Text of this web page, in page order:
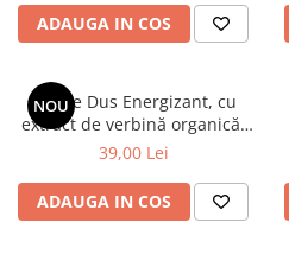
ADAUGA IN COS
NOU
Gel de Dus Energizant, cu
extract de verbină organică,
1000 ml
39,00 Lei
ADAUGA IN COS